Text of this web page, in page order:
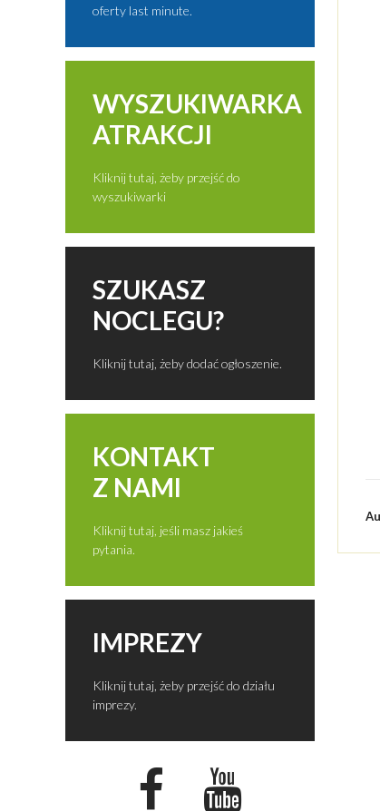
oferty last minute.
WYSZUKIWARKA
ATRAKCJI
Kliknij tutaj, żeby przejść do
wyszukiwarki
SZUKASZ
NOCLEGU?
Kliknij tutaj, żeby dodać ogłoszenie.
KONTAKT
Z NAMI
Kliknij tutaj, jeśli masz jakieś
pytania.
IMPREZY
Kliknij tutaj, żeby przejść do działu
imprezy.